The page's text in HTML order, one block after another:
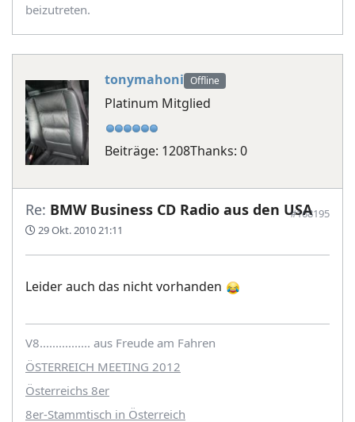
beizutreten.
tonymahoni Offline
Platinum Mitglied
Beiträge: 1208Thanks: 0
Re: BMW Business CD Radio aus den USA
29 Okt. 2010 21:11
#168195
Leider auch das nicht vorhanden
V8................ aus Freude am Fahren
ÖSTERREICH MEETING 2012
Österreichs 8er
8er-Stammtisch in Österreich